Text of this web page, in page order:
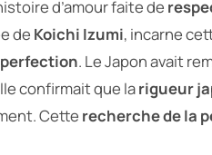
d’amour faite de
de Koichi Izumi, incarne
. Le Japon avait
confirmait que larigueur
Cette recherche de la